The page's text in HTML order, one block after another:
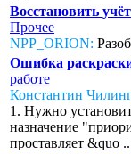
Восстановить
Прочее
NPP_ORION:
Ошибка
работе
Константин
1. Нужно
назначение
проставляет &quo